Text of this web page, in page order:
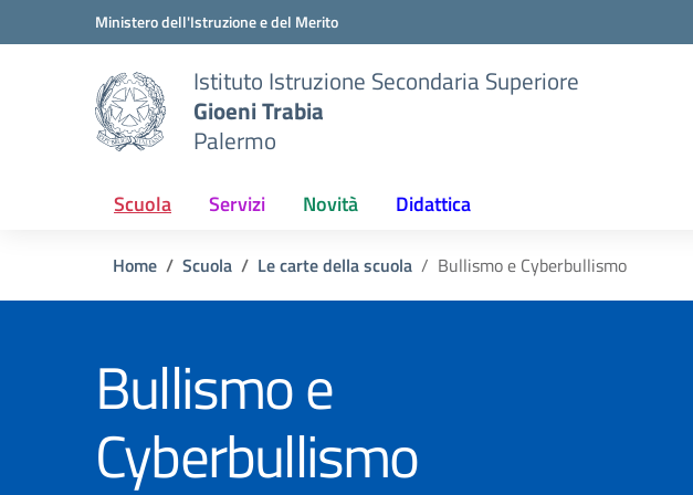
Vai ai contenuti
Vai al menu di navigazioneMinistero dell'Istruzione e del Merito
Istituto Istruzione Secondaria Superiore
Gioeni Trabia
Palermo
Scuola Servizi Novità Didattica
Home Scuola Le carte della scuola Bullismo e Cyberbullismo
Bullismo e
Cyberbullismo